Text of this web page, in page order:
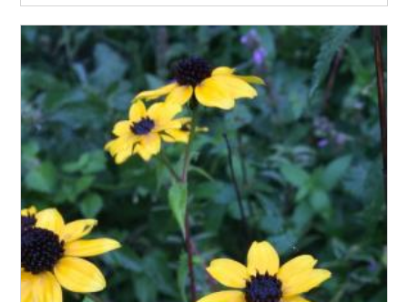
Taille adulte
Floraison
Exposition
Feuillage
Rusticité
Type de sol